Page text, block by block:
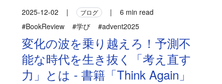
2025-12-02 | ブログ |
6 min read
#BookReview
#学び #advent2025
変化の波を乗り越えろ！予測不
能な時代を生き抜く「考え直す
力」とは - 書籍「Think Again」